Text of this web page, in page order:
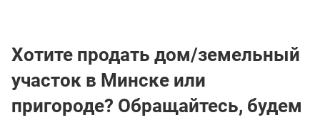
Хотите продать дом/земельный
участок в Минске или
пригороде? Обращайтесь, будем